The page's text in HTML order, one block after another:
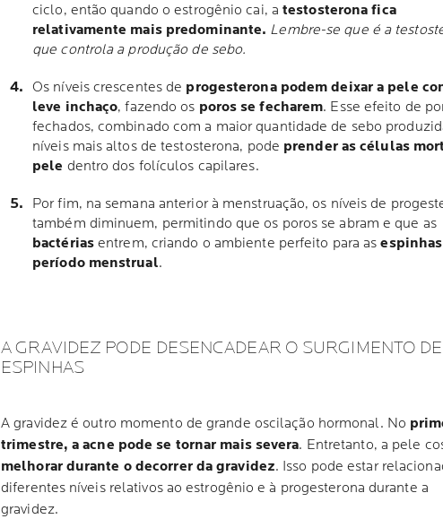
ciclo, então quando o estrogênio cai, atestosterona fica
relativamente mais predominante. Lembre-se que é a
que controla a produção de sebo.
Os níveis crescentes de progesterona podem deixar a pele
leve inchaço, fazendo os poros se fecharem. Esse efeito de
fechados, combinado com a maior quantidade de sebo
níveis mais altos de testosterona, pode prender as células
pele dentro dos folículos capilares.
Por fim, na semana anterior à menstruação, os níveis de
também diminuem, permitindo que os poros se abram e que as
bactériasentrem, criando o ambiente perfeito para as
período menstrual.
A GRAVIDEZ PODE DESENCADEAR O SURGIMENTO DE
ESPINHAS
A gravidez é outro momento de grande oscilação hormonal. No
trimestre, a acne pode se tornar mais severa. Entretanto, a pele
melhorar durante o decorrer da gravidez. Isso pode estar
diferentes níveis relativos ao estrogênio e à progesterona durante a
gravidez.